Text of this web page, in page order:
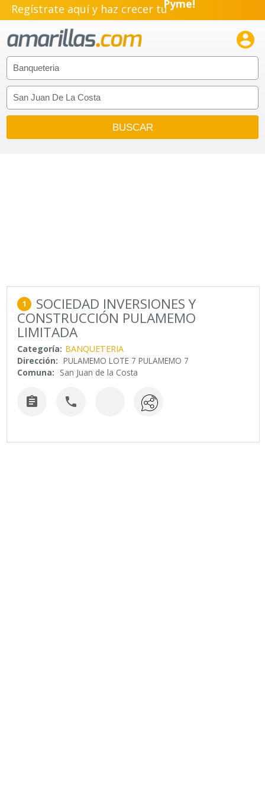
Regístrate aquí y haz crecer tuEmprendimiento!

1 SOCIEDAD INVERSIONES Y
CONSTRUCCIÓN PULAMEMO
LIMITADA
Categoría: BANQUETERIA
Dirección: PULAMEMO LOTE 7 PULAMEMO 7
Comuna: San Juan de la Costa
 